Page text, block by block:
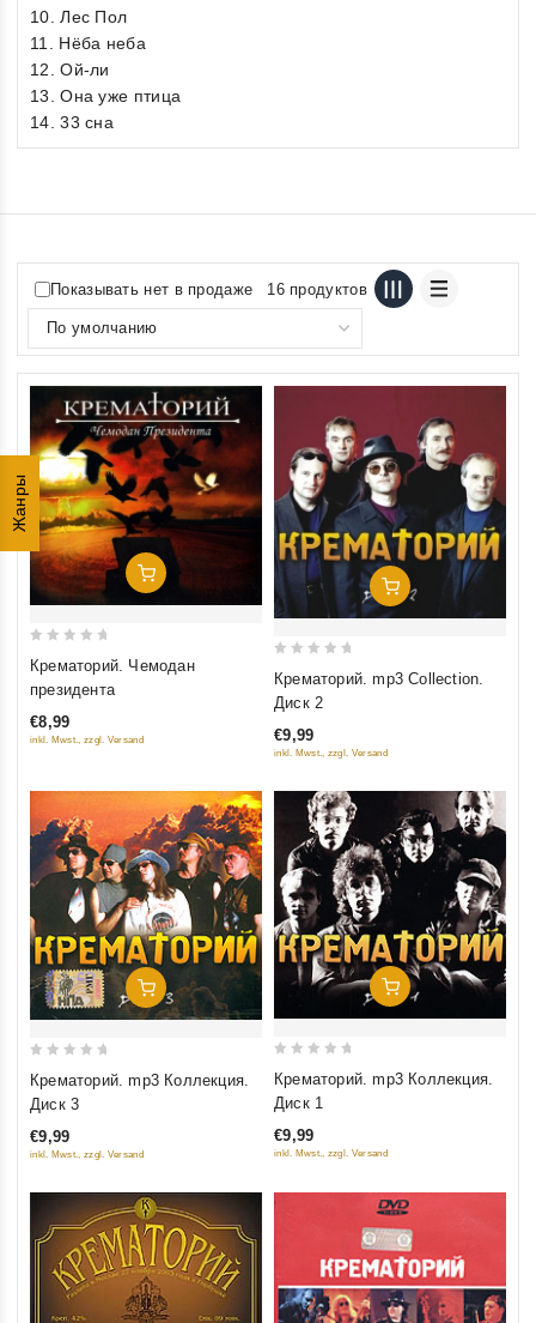
Жанры
10. Лес Пол
11. Нёба неба
12. Ой-ли
13. Она уже птица
14. 33 сна
Показывать нет в продаже 16 продуктов
Добавить В Корзину
out
5
Крематорий. Чемодан
президента
€8,99
inkl. Mwst., zzgl. Versand
Добавить В Корзину
out
5
Крематорий. mp3 Collection.
Диск 2
€9,99
inkl. Mwst., zzgl. Versand
Добавить В Корзину
out
5
Крематорий. mp3 Коллекция.
Диск 3
€9,99
inkl. Mwst., zzgl. Versand
Добавить В Корзину
out
5
Крематорий. mp3 Коллекция.
Диск 1
€9,99
inkl. Mwst., zzgl. Versand